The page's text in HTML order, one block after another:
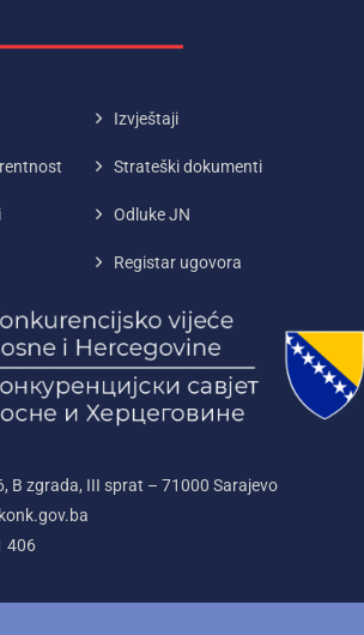
Izvještaji
Strateški dokumenti
Odluke JN
Registar ugovora
B zgrada, III sprat – 71000‌ Sarajevo
406